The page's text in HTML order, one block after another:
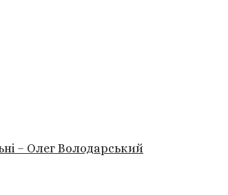
– Олег Володарський